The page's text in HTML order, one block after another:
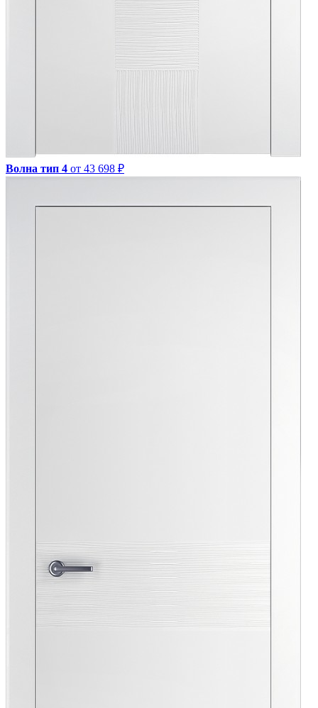
Волна тип 4 от 43 698 ₽